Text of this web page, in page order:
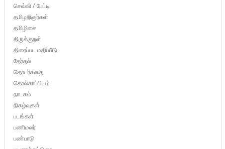
செவ்வி / பேட்டி
தமிழறிஞர்கள்
தமிழிசை
திருக்குறள்
திரைப்பட மதிப்பீடு
தேர்தல்
தொடர்கதை
தொல்காப்பியம்
நாடகம்
நிகழ்வுகள்
படங்கள்
பணிமலர்
பண்பாடு